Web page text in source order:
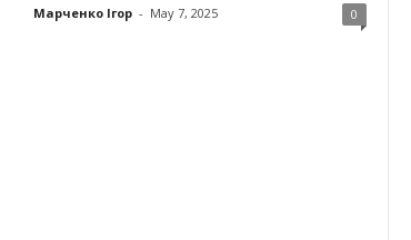
Марченко Ігор - May 7, 2025 0